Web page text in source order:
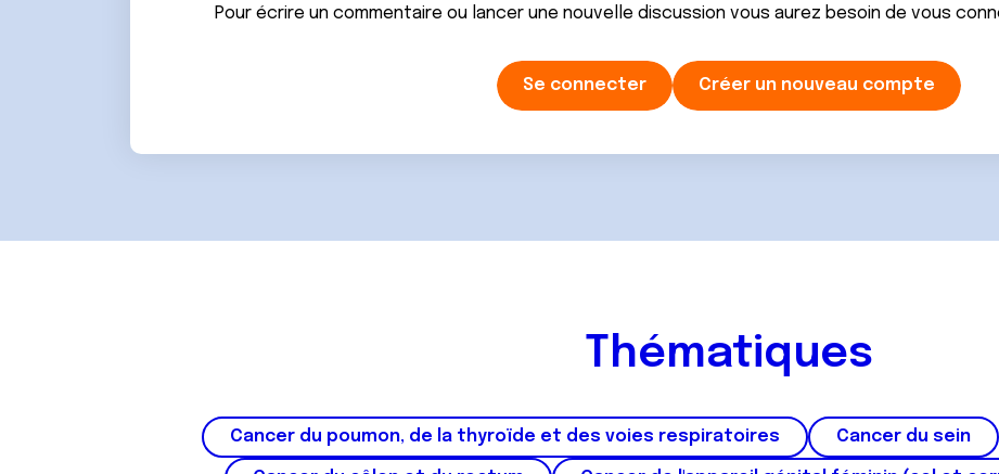
n
Pour écrire un commentaire ou lancer une nouvelle discussion vous aurez besoin de vous
Se connecter Créer un nouveau compte
Thématiques
Cancer du poumon, de la thyroïde et des voies respiratoires Cancer du sein